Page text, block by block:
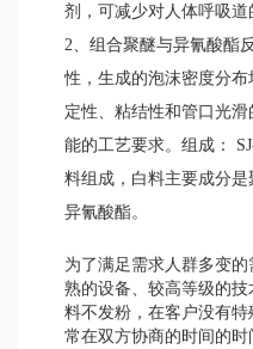
剂，可减少对人体呼吸道
2、组合聚醚与异氰酸酯
性，生成的泡沫密度分
定性、粘结性和管口光
能的工艺要求。组成：
料组成，白料主要成分
异氰酸酯。
为了满足需求人群多变
熟的设备、较高等级的
料不发粉，在客户没有
常在双方协商的时间的